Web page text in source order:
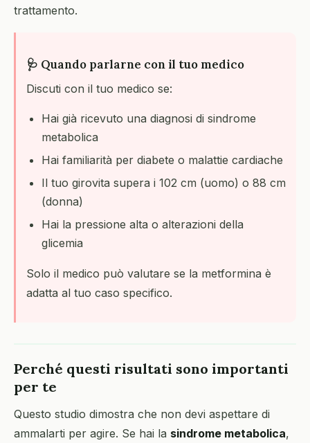
trattamento.
🩺 Quando parlarne con il tuo medico
Discuti con il tuo medico se:
Hai già ricevuto una diagnosi di sindrome
metabolica
Hai familiarità per diabete o malattie cardiache
Il tuo girovita supera i 102 cm (uomo) o 88 cm
(donna)
Hai la pressione alta o alterazioni della
glicemia
Solo il medico può valutare se la metformina è
adatta al tuo caso specifico.
Perché questi risultati sono importanti
per te
Questo studio dimostra che non devi aspettare di
ammalarti per agire. Se hai la sindrome metabolica,